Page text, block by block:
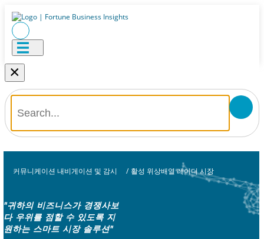
×
커뮤니케이션 내비게이션 및 감시 / 활성 위상배열 레이더 시장
"귀하의 비즈니스가 경쟁사보
다 우위를 점할 수 있도록 지
원하는 스마트 시장 솔루션"